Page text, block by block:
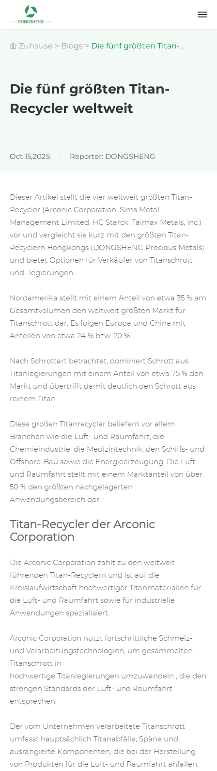
Zuhause > Blogs > Die fünf größten Titan-
Die fünf größten Titan-
Recycler weltweit
Oct 15,2025 Reporter: DONGSHENG
Dieser Artikel stellt die vier weltweit größten Titan-
Recycler (Arconic Corporation, Sims Metal
Management Limited, HC Starck, Taimax Metals, Inc.)
vor und vergleicht sie kurz mit den größten Titan-
Recyclern Hongkongs (DONGSHENG Precious Metals)
und bietet Optionen für Verkäufer von Titanschrott
und -legierungen.
Nordamerika stellt mit einem Anteil von etwa 35 % am
Gesamtvolumen den weltweit größten Markt für
Titanschrott dar. Es folgen Europa und China mit
Anteilen von etwa 24 % bzw. 20 %.
Nach Schrottart betrachtet, dominiert Schrott aus
Titanlegierungen mit einem Anteil von etwa 75 % den
Markt und übertrifft damit deutlich den Schrott aus
reinem Titan .
Diese großen Titanrecycler beliefern vor allem
Branchen wie die Luft- und Raumfahrt, die
Chemieindustrie, die Medizintechnik, den Schiffs- und
Offshore-Bau sowie die Energieerzeugung. Die Luft-
und Raumfahrt stellt mit einem Marktanteil von über
50 % den größten nachgelagerten
Anwendungsbereich dar.
Titan-Recycler der Arconic
Corporation
Die Arconic Corporation zählt zu den weltweit
führenden Titan-Recyclern und ist auf die
Kreislaufwirtschaft hochwertiger Titanmaterialien für
die Luft- und Raumfahrt sowie für industrielle
Anwendungen spezialisiert.
Arconic Corporation nutzt fortschrittliche Schmelz-
und Verarbeitungstechnologien, um gesammelten
Titanschrott in
hochwertige
Titanlegierungen umzuwandeln , die den
strengen Standards der Luft- und Raumfahrt
entsprechen.
Der vom Unternehmen verarbeitete Titanschrott
umfasst hauptsächlich Titanabfälle, Späne und
ausrangierte Komponenten, die bei der Herstellung
von Produkten für die Luft- und Raumfahrt anfallen.